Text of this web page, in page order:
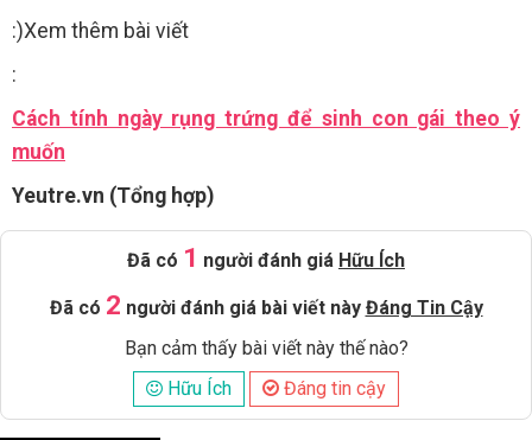
:)Xem thêm bài viết
:
Cách tính ngày rụng trứng để sinh con gái theo ý
muốn
Yeutre.vn (Tổng hợp)
Đã có 1 người đánh giá Hữu Ích
Đã có 2 người đánh giá bài viết này Đáng Tin Cậy
Bạn cảm thấy bài viết này thế nào?
Hữu Ích
Đáng tin cậy